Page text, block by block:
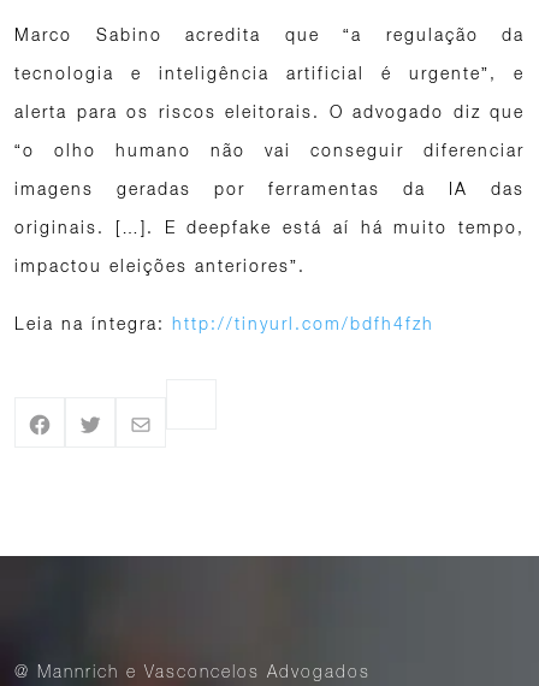
Marco Sabino acredita que “a regulação da
tecnologia e inteligência artificial é urgente”, e
alerta para os riscos eleitorais. O advogado diz que
“o olho humano não vai conseguir diferenciar
imagens geradas por ferramentas da IA das
originais. […]. E deepfake está aí há muito tempo,
impactou eleições anteriores”.
Leia na íntegra: http://tinyurl.com/bdfh4fzh
@ Mannrich e Vasconcelos Advogados